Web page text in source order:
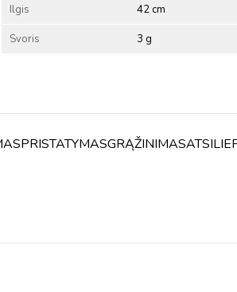
Ilgis 42 cm
Svoris 3 g
PRISTATYMASGRĄŽINIMAS